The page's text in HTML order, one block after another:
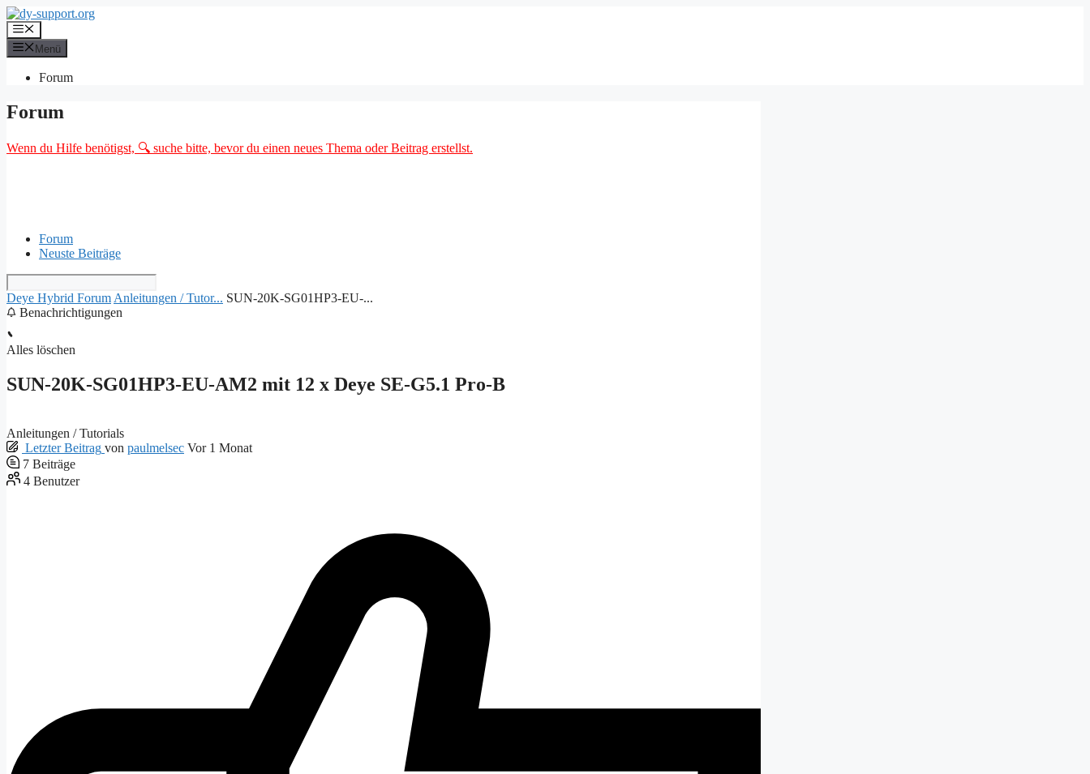
Zum
Inhalt
springen
Menü
Menü
Forum
Forum
Wenn du Hilfe benötigst, 🔍 suche bitte, bevor du einen neues Thema oder Beitrag erstellst.
Forum
Neuste Beiträge
Deye Hybrid ForumAnleitungen / Tutor... SUN-20K-SG01HP3-EU-...
Benachrichtigungen
Alles löschen
SUN-20K-SG01HP3-EU-AM2 mit 12 x Deye SE-G5.1 Pro-B
Anleitungen / Tutorials
Letzter Beitrag von paulmelsec Vor 1 Monat
7 Beiträge
4 Benutzer